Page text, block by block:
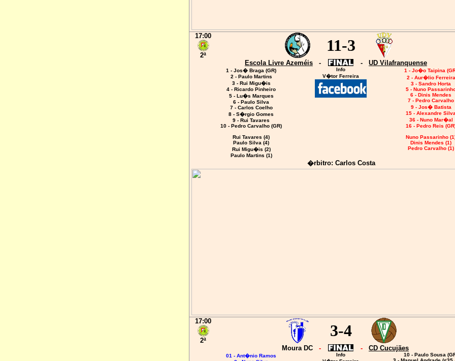
17:00
2ª
11-3
Escola Livre Azeméis - - UD Vilafranquense
1 - Jos� Braga (GR)
2 - Paulo Martins
3 - Rui Migu�is
4 - Ricardo Pinheiro
5 - Lu�s Marques
6 - Paulo Silva
7 - Carlos Coelho
8 - S�rgio Gomes
9 - Rui Tavares
10 - Pedro Carvalho (GR)
Rui Tavares (4)
Paulo Silva (4)
Rui Migu�is (2)
Paulo Martins (1)
Info
V�tor Ferreira
1 - Jo�o Taipina
2 - Aur�lio Ferreira
3 - Sandro Horta
5 - Nuno
6 - Dinis Mendes
7 - Pedro Carvalho
9 - Jos� Batista
15 - Alexandre Silva
36 - Nuno Mar�al
16 - Pedro Reis
Nuno Passarinho
Dinis Mendes (1)
Pedro Carvalho (1)
�rbitro: Carlos Costa
17:00
2ª
3-4
Moura DC - - CD Cucujães
01 - Ant�nio Ramos
Info
10 - Paulo Sousa